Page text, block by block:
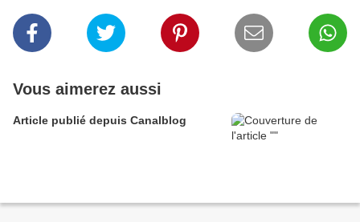
Vous aimerez aussi
Article publié depuis Canalblog